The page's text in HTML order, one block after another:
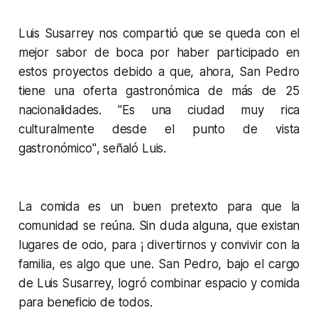
Luis Susarrey nos compartió que se queda con el
mejor sabor de boca por haber participado en
estos proyectos debido a que, ahora, San Pedro
tiene una oferta gastronómica de más de 25
nacionalidades."Es una ciudad muy rica
culturalmente desde el punto de vista
gastronómico", señaló Luis.
La comida es un buen pretexto para que la
comunidad se reúna. Sin duda alguna, que existan
lugares de ocio, para ¡ divertirnos y convivir con la
familia, es algo que une. San Pedro, bajo el cargo
de Luis Susarrey, logró combinar espacio y comida
para beneficio de todos.